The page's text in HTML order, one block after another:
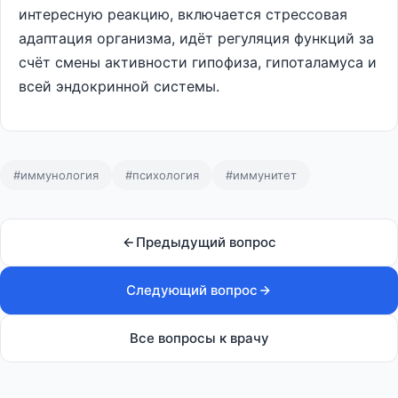
интересную реакцию, включается стрессовая
адаптация организма, идёт регуляция функций за
счёт смены активности гипофиза, гипоталамуса и
всей эндокринной системы.
#иммунология #психология #иммунитет
Предыдущий вопрос
Следующий вопрос
Все вопросы к врачу